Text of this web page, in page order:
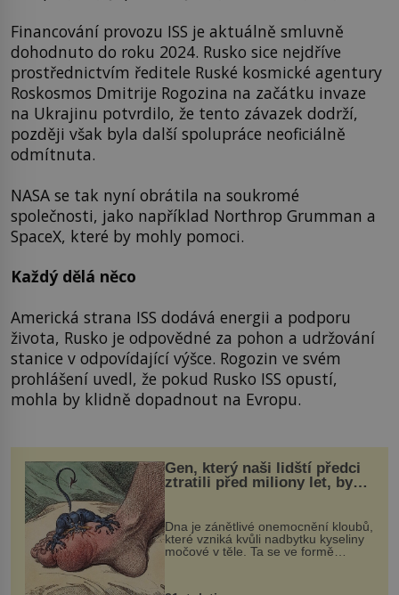
Financování provozu ISS je aktuálně smluvně
dohodnuto do roku 2024. Rusko sice nejdříve
prostřednictvím ředitele Ruské kosmické agentury
Roskosmos Dmitrije Rogozina na začátku invaze
na Ukrajinu potvrdilo, že tento závazek dodrží,
později však byla další spolupráce neoficiálně
odmítnuta.
NASA se tak nyní obrátila na soukromé
společnosti, jako například Northrop Grumman a
SpaceX, které by mohly pomoci.
Každý dělá něco
Americká strana ISS dodává energii a podporu
života, Rusko je odpovědné za pohon a udržování
stanice v odpovídající výšce. Rogozin ve svém
prohlášení uvedl, že pokud Rusko ISS opustí,
mohla by klidně dopadnout na Evropu.
Gen, který naši lidští předci
ztratili před miliony let, by
mohl pomoci s léčbou
„nemoci králů“
Dna je zánětlivé onemocnění kloubů,
které vzniká kvůli nadbytku kyseliny
močové v těle. Ta se ve formě
nohou, a způsobuje bole...